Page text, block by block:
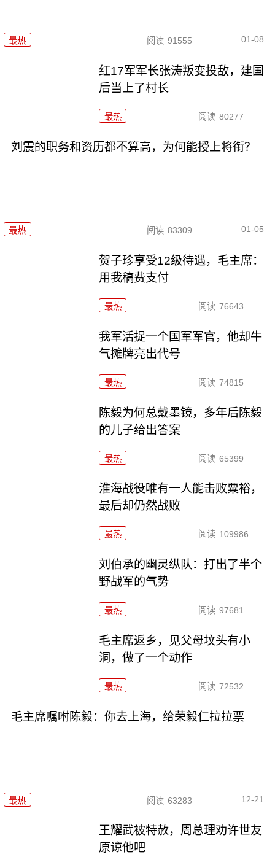
最热 阅读 91555 01-08
红17军军长张涛叛变投敌，建国
后当上了村长
最热 阅读 80277
刘震的职务和资历都不算高，为何能授上将衔？
最热 阅读 83309 01-05
贺子珍享受12级待遇，毛主席：
用我稿费支付
最热 阅读 76643
我军活捉一个国军军官，他却牛
气摊牌亮出代号
最热 阅读 74815
陈毅为何总戴墨镜，多年后陈毅
的儿子给出答案
最热 阅读 65399
淮海战役唯有一人能击败粟裕，
最后却仍然战败
最热 阅读 109986
刘伯承的幽灵纵队：打出了半个
野战军的气势
最热 阅读 97681
毛主席返乡，见父母坟头有小
洞，做了一个动作
最热 阅读 72532
毛主席嘱咐陈毅：你去上海，给荣毅仁拉拉票
最热 阅读 63283 12-21
王耀武被特赦，周总理劝许世友
原谅他吧